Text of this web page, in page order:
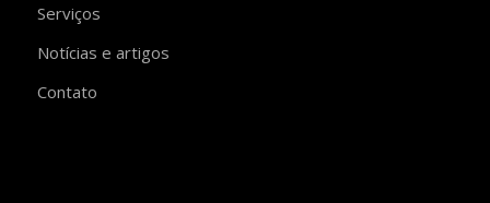
Serviços
Notícias e artigos
Contato